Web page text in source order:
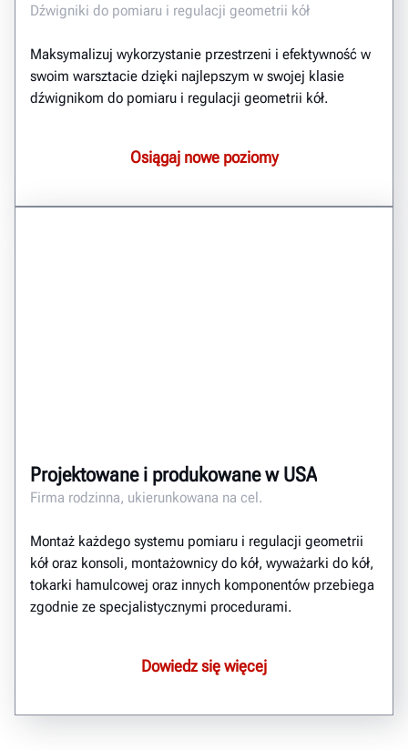
Dźwigniki do pomiaru i regulacji geometrii kół
Maksymalizuj wykorzystanie przestrzeni i efektywność w
swoim warsztacie dzięki najlepszym w swojej klasie
dźwignikom do pomiaru i regulacji geometrii kół.
Osiągaj nowe poziomy
Projektowane i produkowane w USA
Firma rodzinna, ukierunkowana na cel.
Montaż każdego systemu pomiaru i regulacji geometrii
kół oraz konsoli, montażownicy do kół, wyważarki do kół,
tokarki hamulcowej oraz innych komponentów przebiega
zgodnie ze specjalistycznymi procedurami.
Dowiedz się więcej